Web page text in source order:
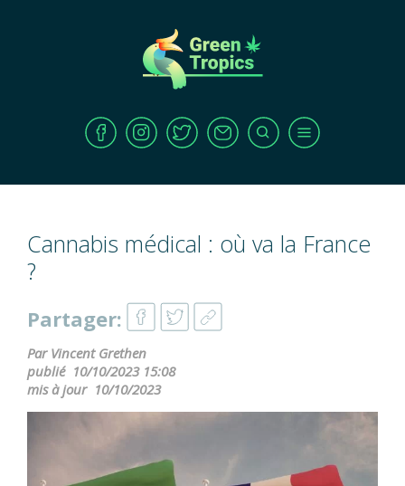
Cannabis médical : où va la France
?
Partager:
Par Vincent Grethen
publié 10/10/2023 15:08
mis à jour 10/10/2023